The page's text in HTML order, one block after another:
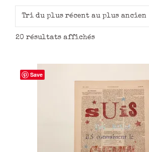
20 résultats affichés
Save